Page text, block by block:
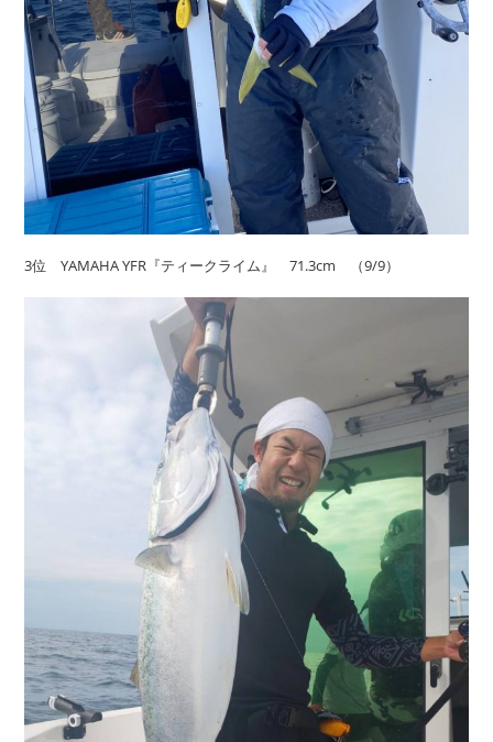
3位 YAMAHA YFR『ティークライム』 71.3cm （9/9）